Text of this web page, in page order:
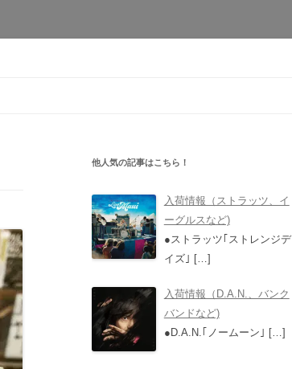
他人気の記事はこちら！
入荷情報（ストラッツ、イ
ーグルスなど)
●ストラッツ｢ストレンジデ
イズ｣ […]
入荷情報（D.A.N.、バンク
バンドなど)
●D.A.N.｢ノームーン｣ […]